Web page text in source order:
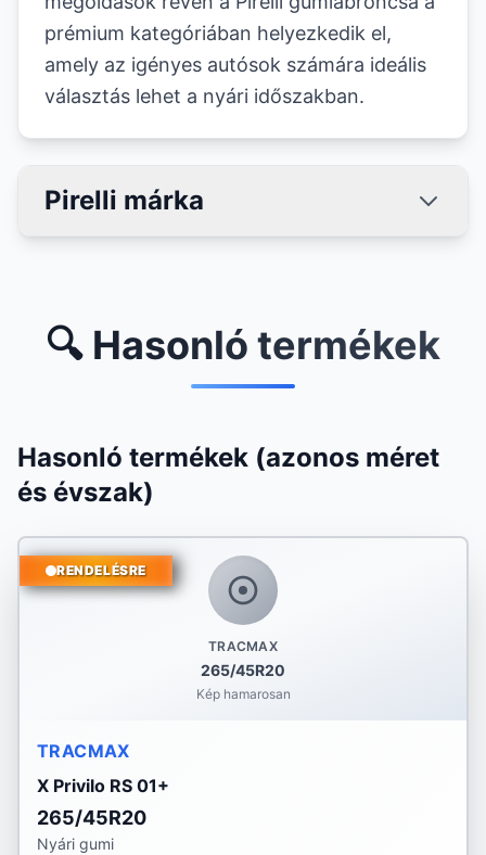
prémium kategóriában helyezkedik el,
amely az igényes autósok számára ideális
választás lehet a nyári időszakban.
Pirelli márka
🔍 Hasonló termékek
Hasonló termékek (azonos méret
és évszak)
TRACMAX
265/45R20
Kép hamarosan
RENDELÉSRE
TRACMAX
X Privilo RS 01+
265/45R20
Nyári gumi